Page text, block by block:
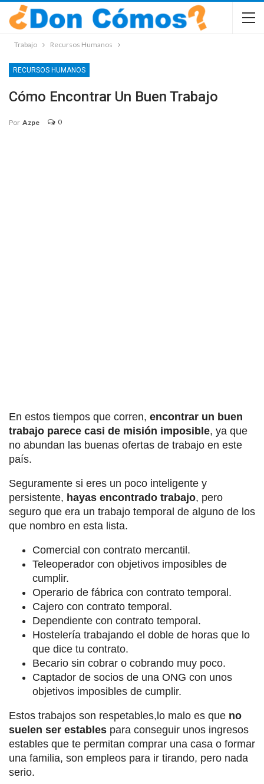
Trabajo Recursos Humanos
RECURSOS HUMANOS
Cómo Encontrar Un Buen Trabajo
Por Azpe 0
En estos tiempos que corren, encontrar un buen
trabajo parece casi de misión imposible, ya que
no abundan las buenas ofertas de trabajo en este
país.
Seguramente si eres un poco inteligente y
persistente, hayas encontrado trabajo, pero
seguro que era un trabajo temporal de alguno de los
que nombro en esta lista.
Comercial con contrato mercantil.
Teleoperador con objetivos imposibles de
cumplir.
Operario de fábrica con contrato temporal.
Cajero con contrato temporal.
Dependiente con contrato temporal.
Hostelería trabajando el doble de horas que lo
que dice tu contrato.
Becario sin cobrar o cobrando muy poco.
Captador de socios de una ONG con unos
objetivos imposibles de cumplir.
Estos trabajos son respetables,lo malo es que no
suelen ser estables para conseguir unos ingresos
estables que te permitan comprar una casa o formar
una familia, son empleos para ir tirando, pero nada
serio.